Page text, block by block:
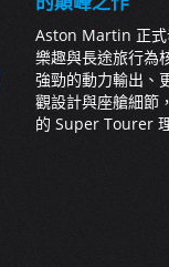
Aston Martin 正式
樂趣與長途旅行為
強勁的動力輸出、
觀設計與座艙細節
的 Super Tourer